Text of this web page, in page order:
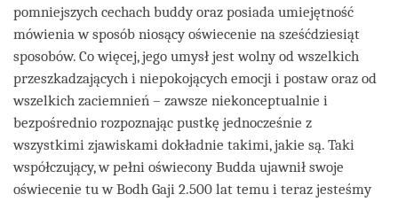
pomniejszych cechach buddy oraz posiada umiejętność
mówienia w sposób niosący oświecenie na sześćdziesiąt
sposobów. Co więcej, jego umysł jest wolny od wszelkich
przeszkadzających i niepokojących emocji i postaw oraz od
wszelkich zaciemnień – zawsze niekonceptualnie i
bezpośrednio rozpoznając pustkę jednocześnie z
wszystkimi zjawiskami dokładnie takimi, jakie są. Taki
współczujący, w pełni oświecony Budda ujawnił swoje
oświecenie tu w Bodh Gaji 2.500 lat temu i teraz jesteśmy